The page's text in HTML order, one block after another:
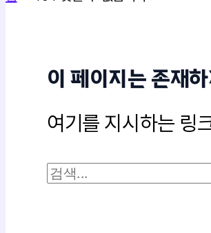
이 페이지는 존재
여기를 지시하는 링
검